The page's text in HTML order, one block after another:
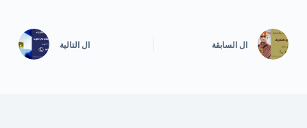
ال السابقة ال التالية